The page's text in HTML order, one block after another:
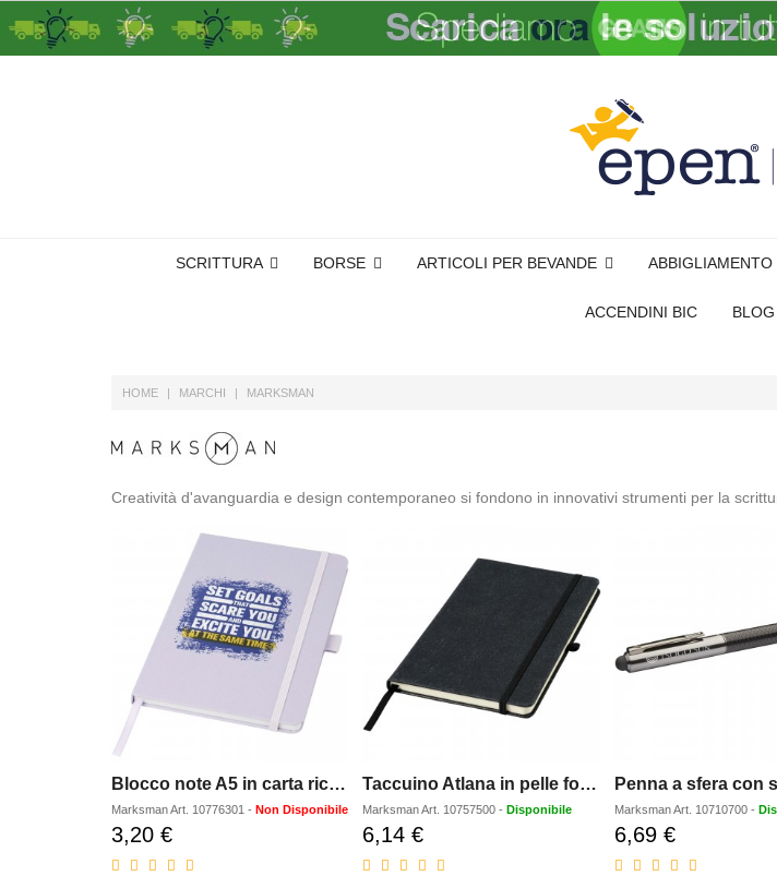
SCRITTURA BORSE ARTICOLI PER BEVANDE ABBIGLIAMENTO
ACCENDINI BIC BLOG
HOME MARCHI MARKSMAN
Creatività d'avanguardia e design contemporaneo si fondono in innovativi strumenti per la
Blocco note A5 in carta riciclata con cover in PET riciclato Honua
MarksmanArt. 10776301 - Non Disponibile
3,20 €Prezzo
scontato
Taccuino Atlana in pelle formato A5
MarksmanArt. 10757500 - Disponibile
6,14 €Prezzo
scontato
MarksmanArt. 10710700-
6,69 €Prezzo
scontato